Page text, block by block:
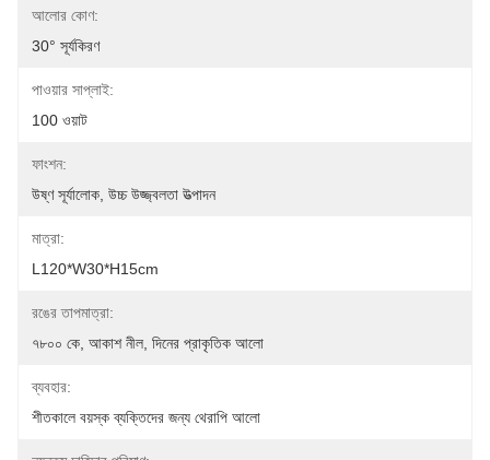
আলোর কোণ:
30° সূর্যকিরণ
পাওয়ার সাপ্লাই:
100 ওয়াট
ফাংশন:
উষ্ণ সূর্যালোক, উচ্চ উজ্জ্বলতা উত্পাদন
মাত্রা:
L120*W30*H15cm
রঙের তাপমাত্রা:
৭৮০০ কে, আকাশ নীল, দিনের প্রাকৃতিক আলো
ব্যবহার:
শীতকালে বয়স্ক ব্যক্তিদের জন্য থেরাপি আলো